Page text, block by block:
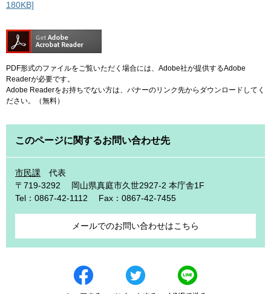
180KB]
PDF形式のファイルをご覧いただく場合には、Adobe社が提供するAdobe
Readerが必要です。
Adobe Readerをお持ちでない方は、バナーのリンク先からダウンロードしてく
ださい。（無料）
このページに関するお問い合わせ先
市民課
代表
〒719-3292
岡山県真庭市久世2927-2 本庁舎1F
Tel：0867-42-1112
Fax：0867-42-7455
メールでのお問い合わせはこちら